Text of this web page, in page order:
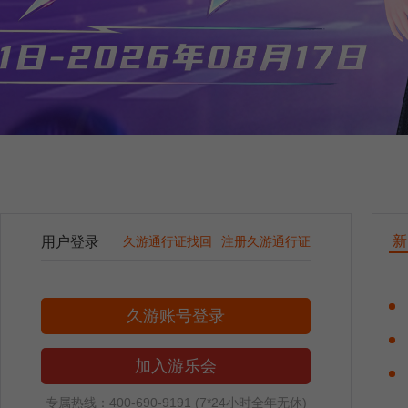
用户登录 注册久游通行证
久游通行证找回
久游账号登录
加入游乐会
专属热线：400-690-9191 (7*24小时全年无休)